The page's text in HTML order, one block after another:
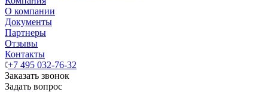
О компании
Документы
Партнеры
Отзывы
Контакты
+7 495 032-76-32
Заказать звонок
Задать вопрос